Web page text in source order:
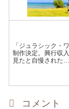
「ジュラシック・
制作決定。興行収
見たと自慢された
コメント